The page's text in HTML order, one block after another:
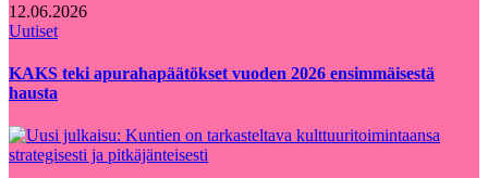
12.06.2026
Uutiset
KAKS teki apurahapäätökset vuoden 2026 ensimmäisestä
hausta